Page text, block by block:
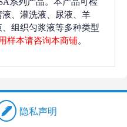
、灌洗液、尿液、羊
组织匀浆液等多种类型
样本请咨询本商铺。
隐私声明